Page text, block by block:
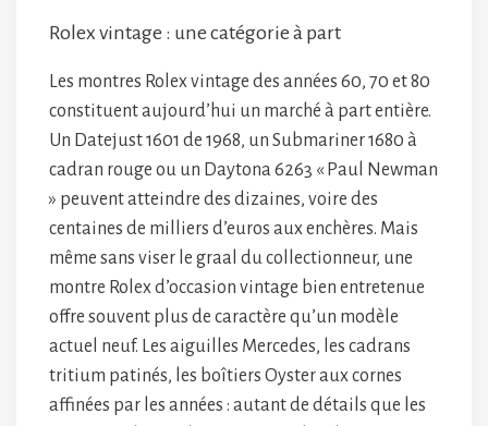
Rolex vintage : une catégorie à part
Les montres Rolex vintage des années 60, 70 et 80
constituent aujourd’hui un marché à part entière.
Un Datejust 1601 de 1968, un Submariner 1680 à
cadran rouge ou un Daytona 6263 « Paul Newman
» peuvent atteindre des dizaines, voire des
centaines de milliers d’euros aux enchères. Mais
même sans viser le graal du collectionneur, une
montre Rolex d’occasion vintage bien entretenue
offre souvent plus de caractère qu’un modèle
actuel neuf. Les aiguilles Mercedes, les cadrans
tritium patinés, les boîtiers Oyster aux cornes
affinées par les années : autant de détails que les